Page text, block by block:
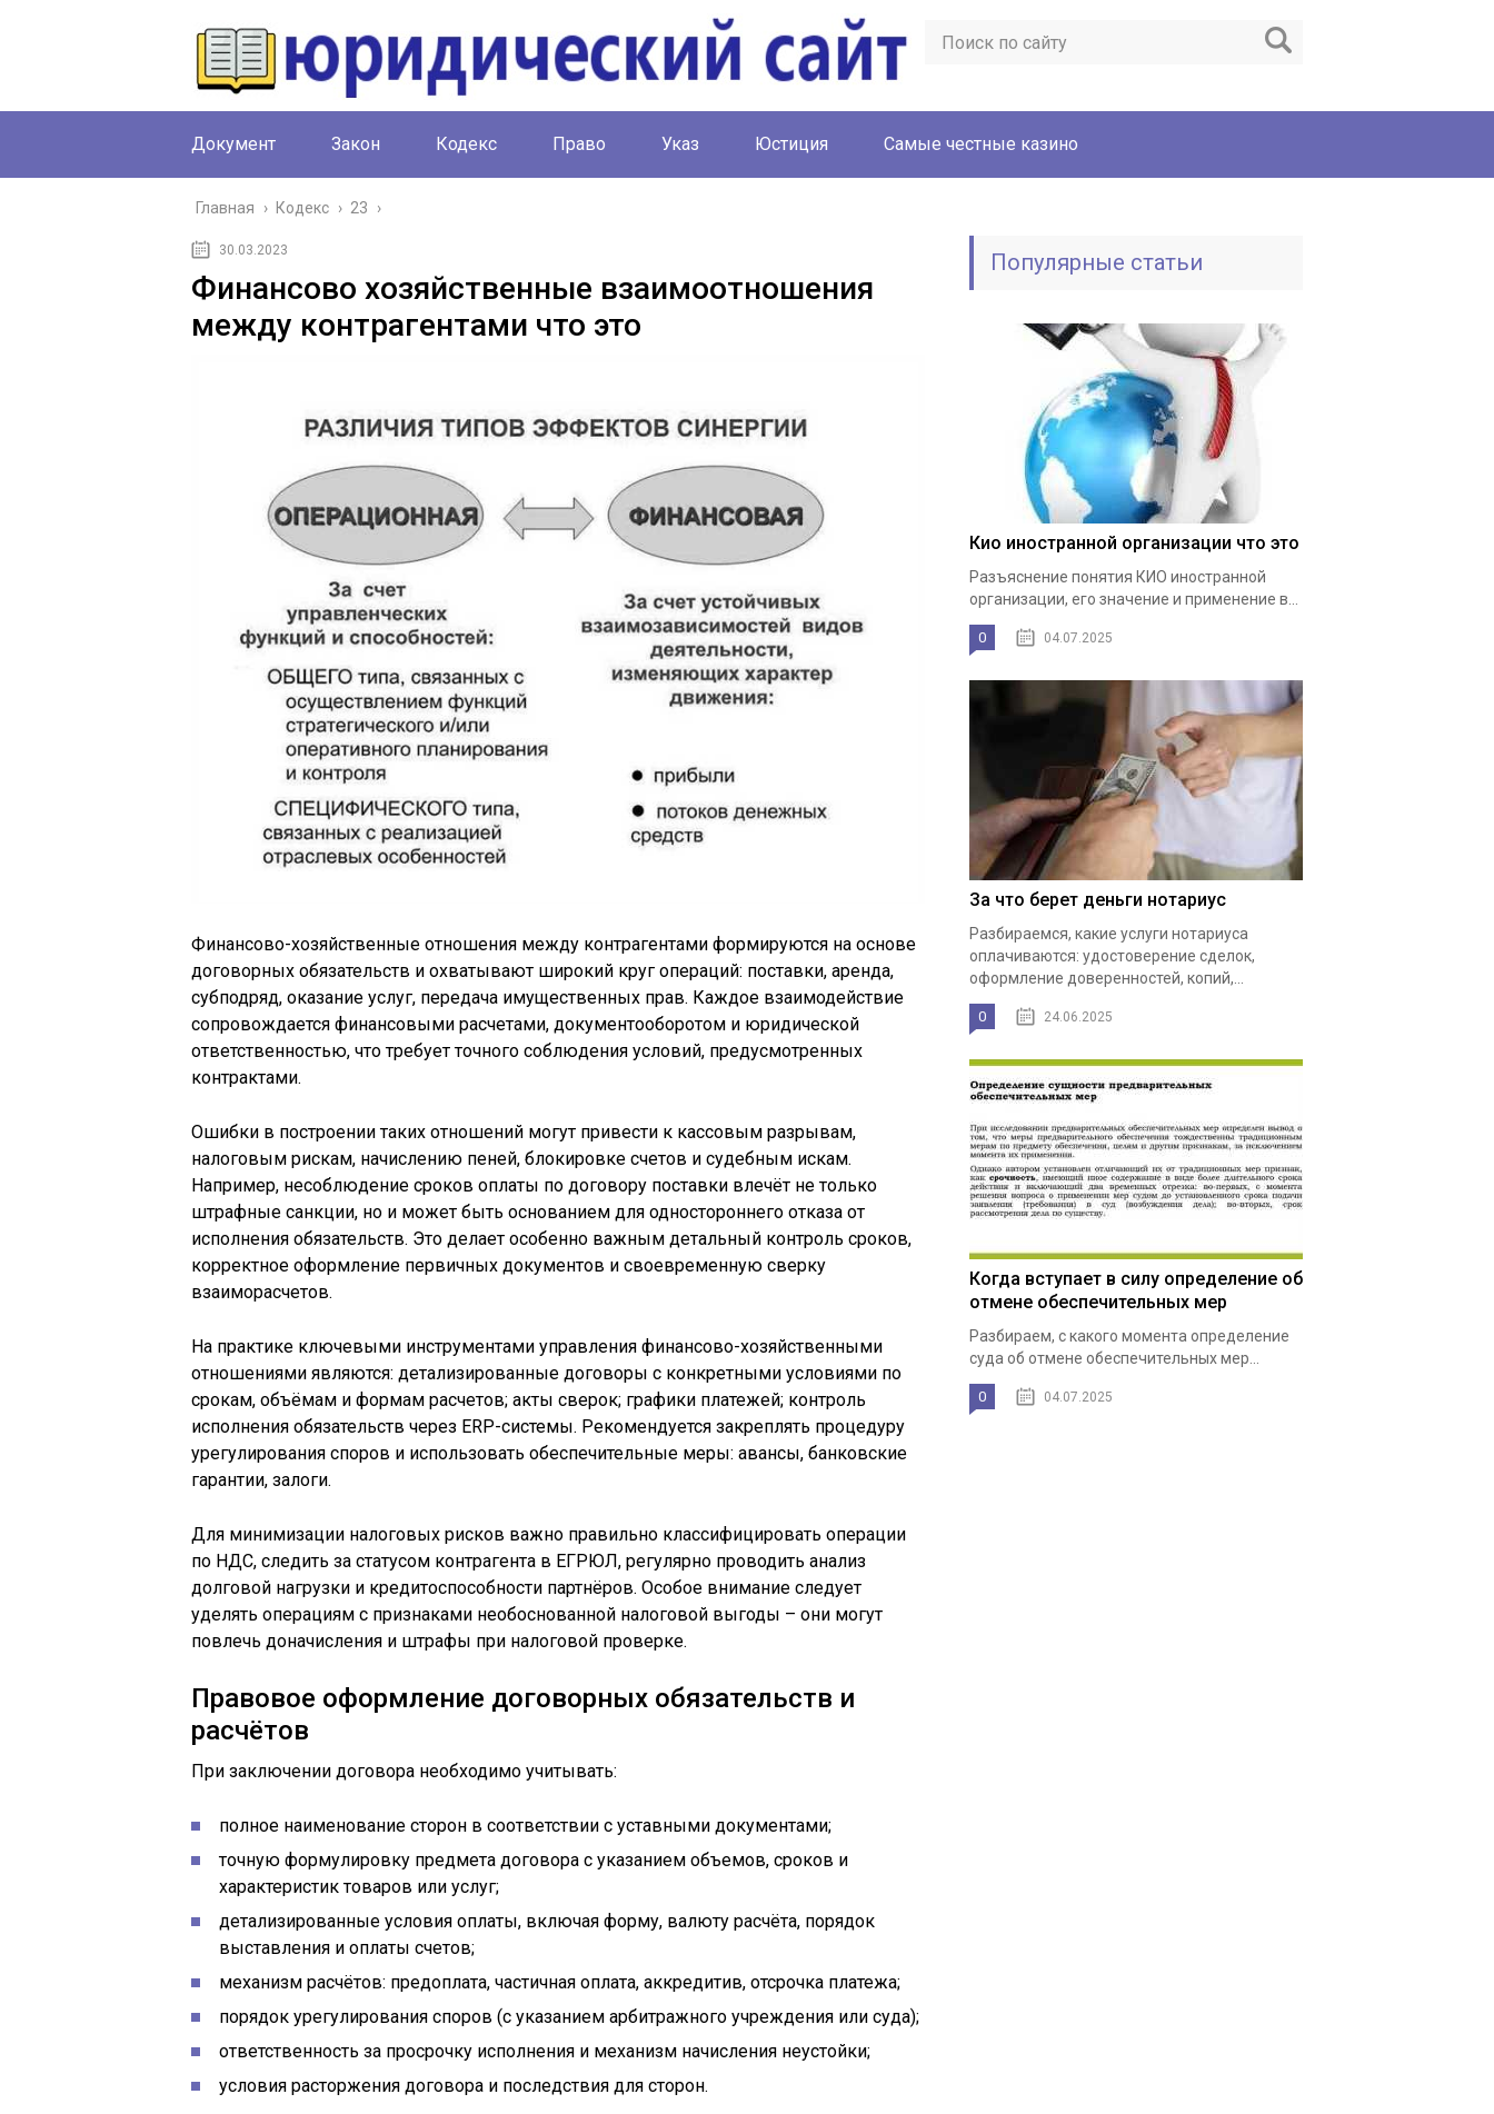
Документ Закон Кодекс Право Указ Юстиция Cамые честные казино
Главная › Кодекс › 23 ›
30.03.2023
Финансово хозяйственные взаимоотношения
между контрагентами что это
Финансово-хозяйственные отношения между контрагентами формируются на основе
договорных обязательств и охватывают широкий круг операций: поставки, аренда,
субподряд, оказание услуг, передача имущественных прав. Каждое взаимодействие
сопровождается финансовыми расчетами, документооборотом и юридической
ответственностью, что требует точного соблюдения условий, предусмотренных
контрактами.
Ошибки в построении таких отношений могут привести к кассовым разрывам,
налоговым рискам, начислению пеней, блокировке счетов и судебным искам.
Например, несоблюдение сроков оплаты по договору поставки влечёт не только
штрафные санкции, но и может быть основанием для одностороннего отказа от
исполнения обязательств. Это делает особенно важным детальный контроль сроков,
корректное оформление первичных документов и своевременную сверку
взаиморасчетов.
На практике ключевыми инструментами управления финансово-хозяйственными
отношениями являются: детализированные договоры с конкретными условиями по
срокам, объёмам и формам расчетов; акты сверок; графики платежей; контроль
исполнения обязательств через ERP-системы. Рекомендуется закреплять процедуру
урегулирования споров и использовать обеспечительные меры: авансы, банковские
гарантии, залоги.
Для минимизации налоговых рисков важно правильно классифицировать операции
по НДС, следить за статусом контрагента в ЕГРЮЛ, регулярно проводить анализ
долговой нагрузки и кредитоспособности партнёров. Особое внимание следует
уделять операциям с признаками необоснованной налоговой выгоды – они могут
повлечь доначисления и штрафы при налоговой проверке.
Правовое оформление договорных обязательств и
расчётов
При заключении договора необходимо учитывать:
полное наименование сторон в соответствии с уставными документами;
точную формулировку предмета договора с указанием объемов, сроков и
характеристик товаров или услуг;
детализированные условия оплаты, включая форму, валюту расчёта, порядок
выставления и оплаты счетов;
механизм расчётов: предоплата, частичная оплата, аккредитив, отсрочка платежа;
порядок урегулирования споров (с указанием арбитражного учреждения или суда);
ответственность за просрочку исполнения и механизм начисления неустойки;
условия расторжения договора и последствия для сторон.
Популярные статьи
Кио иностранной организации что это
Разъяснение понятия КИО иностранной
организации, его значение и применение в...
0 04.07.2025
За что берет деньги нотариус
Разбираемся, какие услуги нотариуса
оплачиваются: удостоверение сделок,
оформление доверенностей, копий,...
0 24.06.2025
Когда вступает в силу определение об
отмене обеспечительных мер
Разбираем, с какого момента определение
суда об отмене обеспечительных мер...
0 04.07.2025